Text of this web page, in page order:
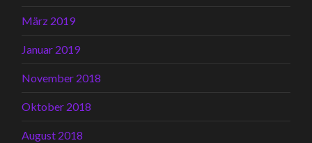
März 2019
Januar 2019
November 2018
Oktober 2018
August 2018